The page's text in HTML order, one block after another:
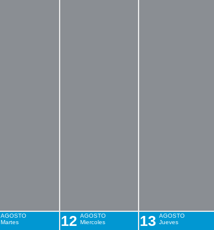
AGOSTO
Martes
12 AGOSTO
Miercoles
13 AGOSTO
Jueves